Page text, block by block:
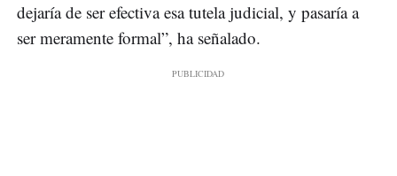
dejaría de ser efectiva esa tutela judicial, y pasaría a
ser meramente formal”, ha señalado.